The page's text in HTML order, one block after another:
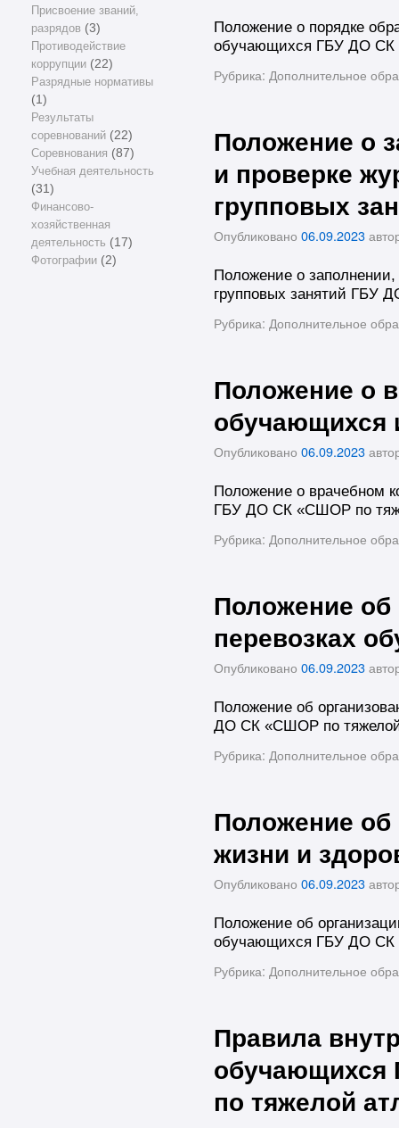
Присвоение званий,
разрядов (3)
Противодействие
коррупции(22)
Разрядные нормативы
(1)
Результаты
соревнований(22)
Соревнования (87)
Учебная деятельность
(31)
Финансово-
хозяйственная
деятельность (17)
Фотографии(2)
Положение о порядке
обучающихся ГБУ ДО СК
Рубрика: Дополнительное
Положение о
и проверке
групповых
Опубликовано 06.09.2023
Положение о
групповых занятий ГБУ
Рубрика: Дополнительное
Положение о
обучающихся
Опубликовано 06.09.2023
Положение о врачебном
ГБУ ДО СК «СШОР по
Рубрика: Дополнительное
Положение об
перевозках
Опубликовано 06.09.2023
Положение об
ДО СК «СШОР по тяжелой
Рубрика: Дополнительное
Положение об
жизни и
Опубликовано 06.09.2023
Положение об
обучающихся ГБУ ДО СК
Рубрика: Дополнительное
Правила
по тяжелой